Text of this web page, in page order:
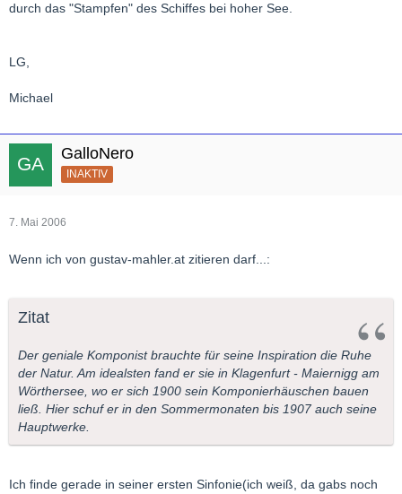
durch das "Stampfen" des Schiffes bei hoher See.
LG,
Michael
GalloNero
INAKTIV
7. Mai 2006
Wenn ich von gustav-mahler.at zitieren darf...:
Zitat
Der geniale Komponist brauchte für seine Inspiration die Ruhe
der Natur. Am idealsten fand er sie in Klagenfurt - Maiernigg am
Wörthersee, wo er sich 1900 sein Komponierhäuschen bauen
ließ. Hier schuf er in den Sommermonaten bis 1907 auch seine
Hauptwerke.
Ich finde gerade in seiner ersten Sinfonie(ich weiß, da gabs noch